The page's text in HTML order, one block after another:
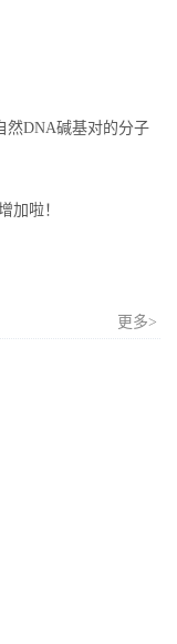
然DNA碱基对的分子
加啦！
更多>